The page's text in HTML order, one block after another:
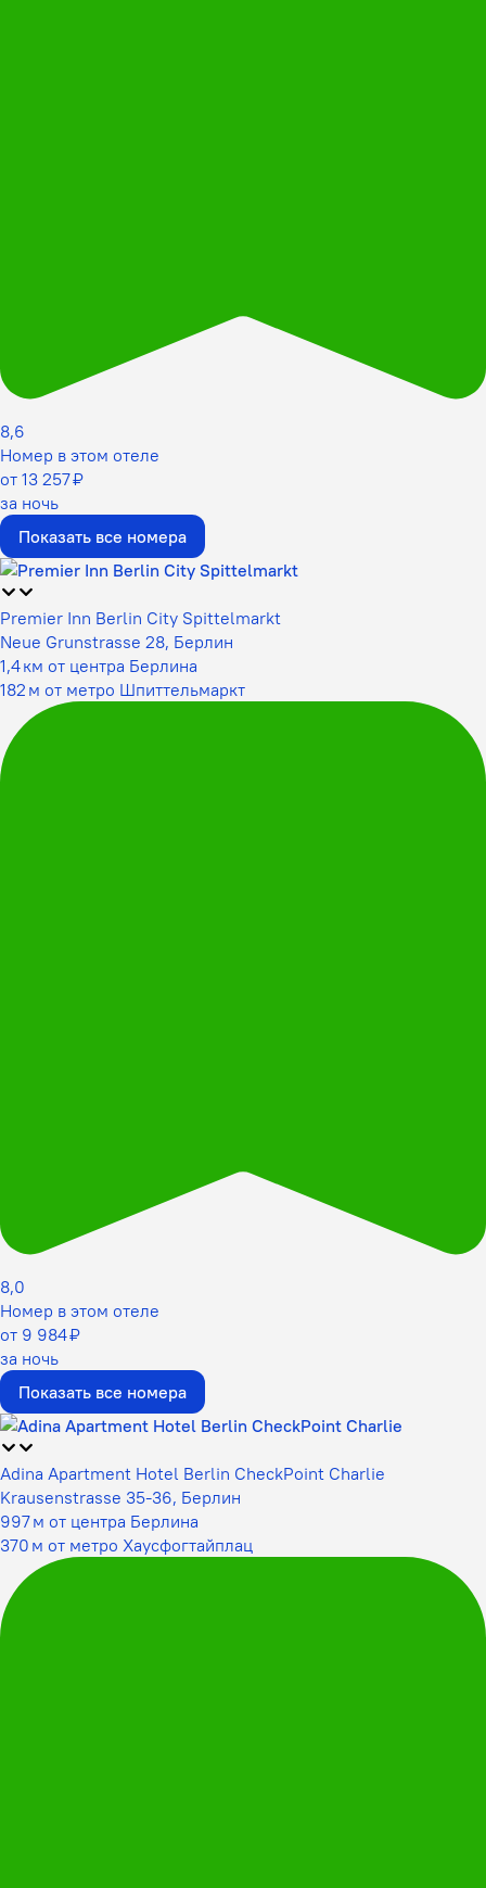
8,6
Номер в этом отеле
от 13 257 ₽
за ночь
Показать все номера
Premier Inn Berlin City Spittelmarkt
Neue Grunstrasse 28, Берлин
1,4 км от центра Берлина
182 м от метро Шпиттельмаркт
8,0
Номер в этом отеле
от 9 984 ₽
за ночь
Показать все номера
Adina Apartment Hotel Berlin CheckPoint Charlie
Krausenstrasse 35-36, Берлин
997 м от центра Берлина
370 м от метро Хаусфогтайплац